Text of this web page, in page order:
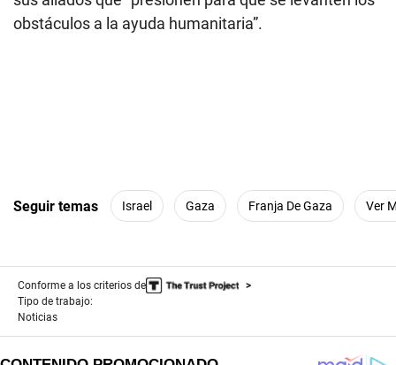
obstáculos a la ayuda humanitaria”.
Seguir temas Israel Gaza Franja De Gaza Ver
Conforme a los criterios de
Tipo de trabajo:
Noticias